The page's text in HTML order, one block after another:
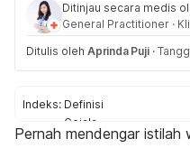
Ditinjau secara medis
General Practitioner ·
Ditulis oleh Aprinda Puji ·
Indeks: Definisi
Gejala
Penyebab
Pernah mendengar istilah